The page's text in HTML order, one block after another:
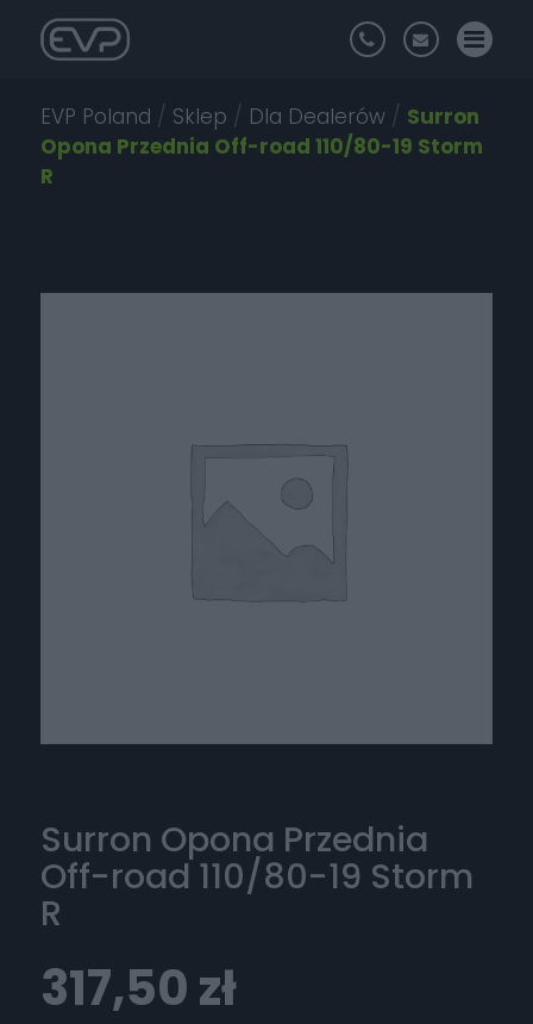
EVP Poland / Sklep / Dla Dealerów / Surron
Opona Przednia Off-road 110/80-19 Storm
R
Surron Opona Przednia
Off-road 110/80-19 Storm
R
317,50zł